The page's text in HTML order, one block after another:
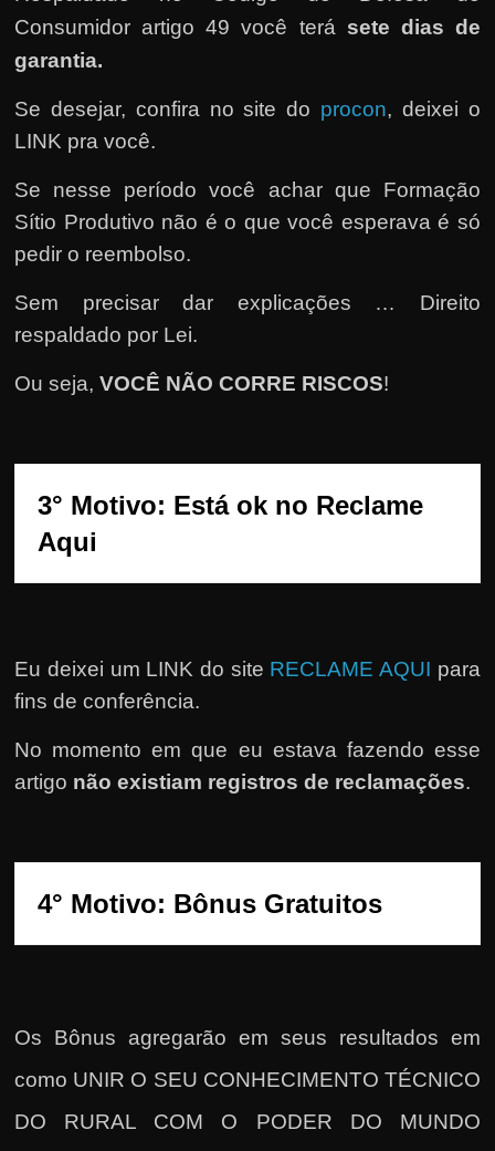
r
n
M
a
s
o
m
o
Consumidor artigo 49 você terá sete dias de
garantia.
Se desejar, confira no site do procon, deixei o
LINK pra você.
Se nesse período você achar que Formação
Sítio Produtivo não é o que você esperava é só
pedir o reembolso.
Sem precisar dar explicações … Direito
respaldado por Lei.
Ou seja,VOCÊ NÃO CORRE RISCOS!
3° Motivo: Está ok no Reclame
Aqui
Eu deixei um LINK do site RECLAME AQUI para
fins de conferência.
No momento em que eu estava fazendo esse
artigo não existiam registros de reclamações.
Os Bônus agregarão em seus resultados em
como UNIR O SEU CONHECIMENTO TÉCNICO
DO RURAL COM O PODER DO MUNDO